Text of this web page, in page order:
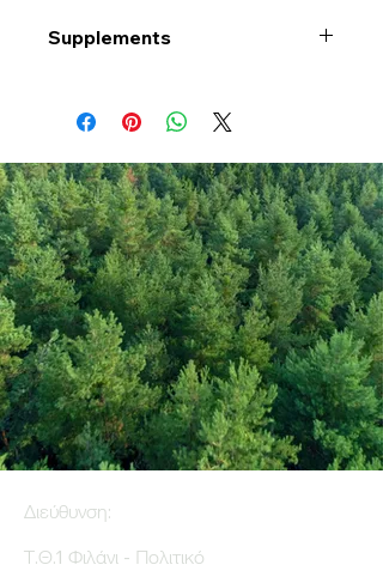
Supplements
Διεύθυνση:
Τ.Θ.1 Φιλάνι - Πολιτικό